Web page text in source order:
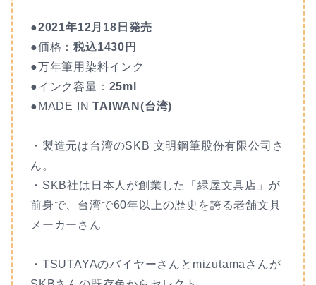
●2021年12月18日発売
●価格：税込1430円
●万年筆用染料インク
●インク容量： 25ml
●MADE INTAIWAN(台湾)
・製造元は台湾のSKB 文明鋼筆股份有限公司さ
ん。
・SKB社は日本人が創業した「緑屋文具店」が
前身で、台湾で60年以上の歴史を誇る老舗文具
メーカーさん
・TSUTAYAのバイヤーさんとmizutamaさんが